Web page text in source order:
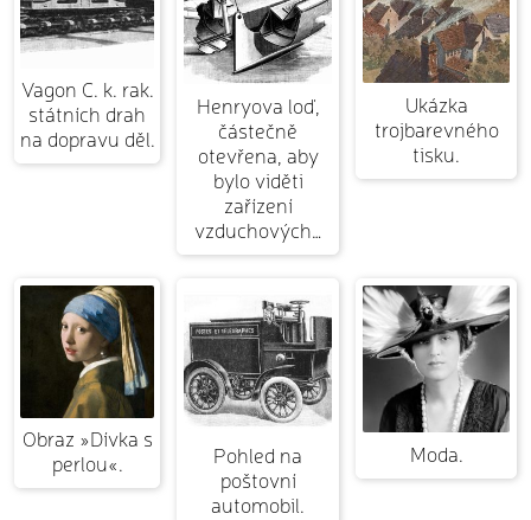
Vagon C. k. rak.
státních drah
na dopravu děl.
Henryova loď,
částečně
otevřena, aby
bylo viděti
zařízení
vzduchových…
Ukázka
trojbarevného
tisku.
Obraz »Dívka s
perlou«.
Pohled na
poštovní
automobil.
Moda.